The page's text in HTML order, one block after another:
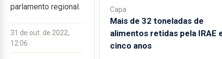
parlamento regional.
31 de out. de 2022,
12:06
Capa
Mais de 32 toneladas de
alimentos retidas pela IRAE
cinco anos